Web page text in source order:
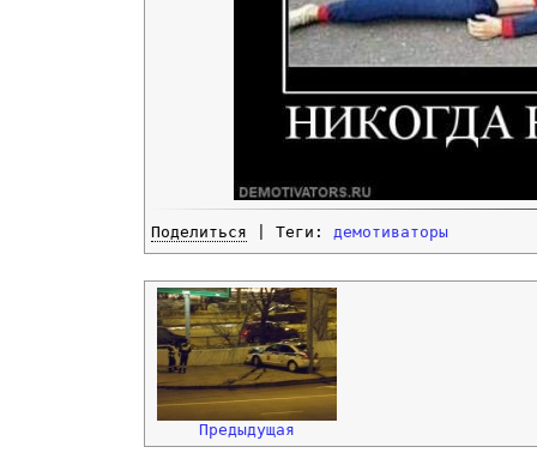
Поделиться | Теги: демотиваторы
Предыдущая